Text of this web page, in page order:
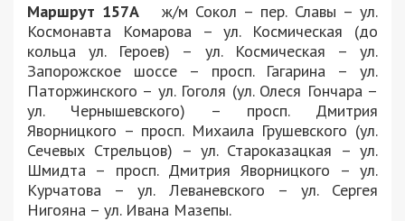
Маршрут 157А ж/м Сокол – пер. Славы – ул.
Космонавта Комарова – ул. Космическая (до
кольца ул. Героев) – ул. Космическая – ул.
Запорожское шоссе – просп. Гагарина – ул.
Паторжинского – ул. Гоголя (ул. Олеся Гончара –
ул. Чернышевского) – просп. Дмитрия
Яворницкого – просп. Михаила Грушевского (ул.
Сечевых Стрельцов) – ул. Староказацкая – ул.
Шмидта – просп. Дмитрия Яворницкого – ул.
Курчатова – ул. Леваневского – ул. Сергея
Нигояна – ул. Ивана Мазепы.